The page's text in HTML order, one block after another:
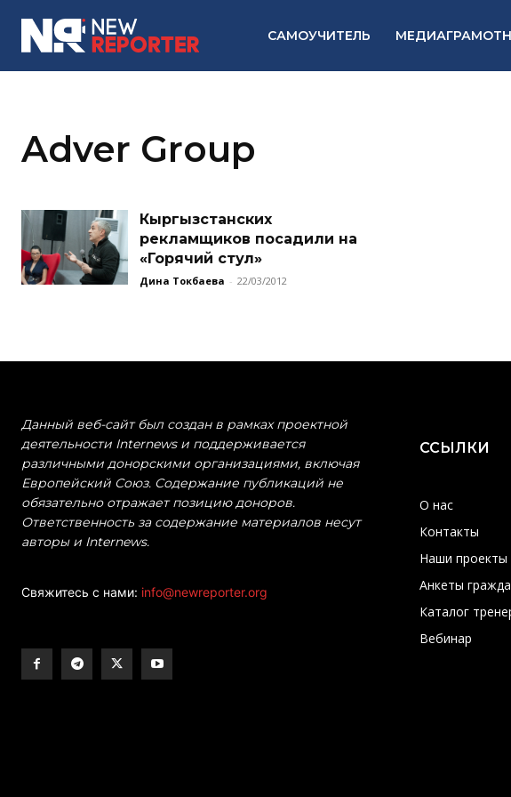
САМОУЧИТЕЛЬ
Adver Group
Кыргызстанских
рекламщиков посадили на
«Горячий стул»
Дина Токбаева - 22/03/2012
Данный веб-сайт был создан в рамках проектной
деятельности Internews и поддерживается
различными донорскими организациями, включая
Европейский Союз. Содержание публикаций не
обязательно отражает позицию доноров.
Ответственность за содержание материалов несут
авторы и Internews.
Свяжитесь с нами: info@newreporter.org
ССЫЛКИ
О нас
Контакты
Наши проекты
Анкеты
Каталог
Вебинар